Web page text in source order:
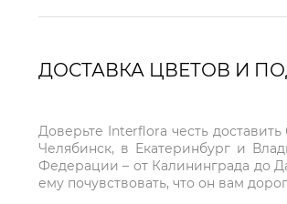
ДОСТАВКА ЦВЕТОВ И
Доверьте Interflora честь
Челябинск, в Екатеринбург и
Федерации – от Калининграда до
ему почувствовать, что он вам